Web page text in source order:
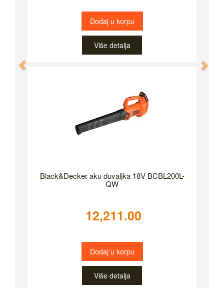
Dodaj u korpu
Više detalja
Black&Decker aku duvaljka 18V BCBL200L-
QW
12,211.00
Dodaj u korpu
Više detalja